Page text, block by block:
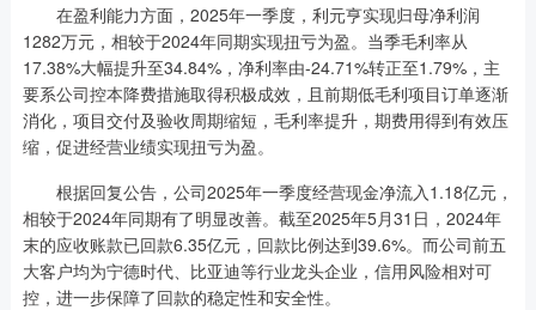
在盈利能力方面，2025年一季度，利元亨实现归母净利润
1282万元，相较于2024年同期实现扭亏为盈。当季毛利率从
17.38%大幅提升至34.84%，净利率由-24.71%转正至1.79%，主
要系公司控本降费措施取得积极成效，且前期低毛利项目订单逐渐
消化，项目交付及验收周期缩短，毛利率提升，期费用得到有效压
缩，促进经营业绩实现扭亏为盈。
根据回复公告，公司2025年一季度经营现金净流入1.18亿元，
相较于2024年同期有了明显改善。截至2025年5月31日，2024年
末的应收账款已回款6.35亿元，回款比例达到39.6%。而公司前五
大客户均为宁德时代、比亚迪等行业龙头企业，信用风险相对可
控，进一步保障了回款的稳定性和安全性。